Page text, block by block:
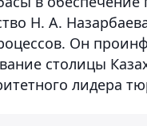
Н. А.
Он
столицы
лидера